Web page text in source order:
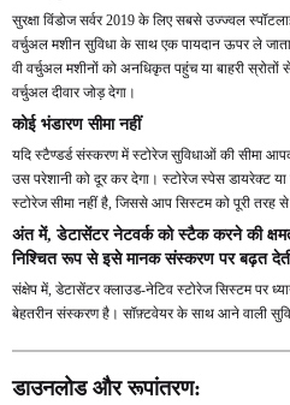
सुरक्षा विंडोज सर्वर 2019 के लिए सबसे उज्ज्वल
वर्चुअल मशीन सुविधा के साथ एक पायदान ऊपर ले जाता
वी वर्चुअल मशीनों को अनधिकृत पहुंच या बाहरी
वर्चुअल दीवार जोड़ देगा।
कोई भंडारण सीमा नहीं
यदि स्टैण्डर्ड संस्करण में स्टोरेज सुविधाओं की सीमा
उस परेशानी को दूर कर देगा। स्टोरेज स्पेस डायरेक्ट
स्टोरेज सीमा नहीं है, जिससे आप सिस्टम को पूरी तरह
अंत में, डेटासेंटर नेटवर्क को स्टैक करने की
निश्चित रूप से इसे मानक संस्करण पर बढ़त
संक्षेप में, डेटासेंटर क्लाउड-नेटिव स्टोरेज सिस्टम पर
बेहतरीन संस्करण है। सॉफ़्टवेयर के साथ आने वाली
डाउनलोड और रूपांतरण: